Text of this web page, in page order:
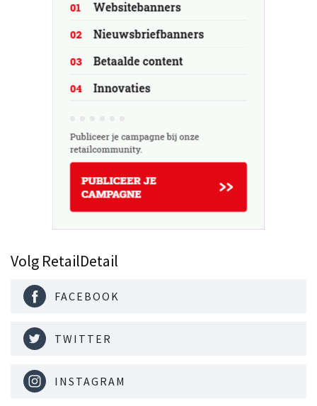
Volg RetailDetail
FACEBOOK
TWITTER
INSTAGRAM